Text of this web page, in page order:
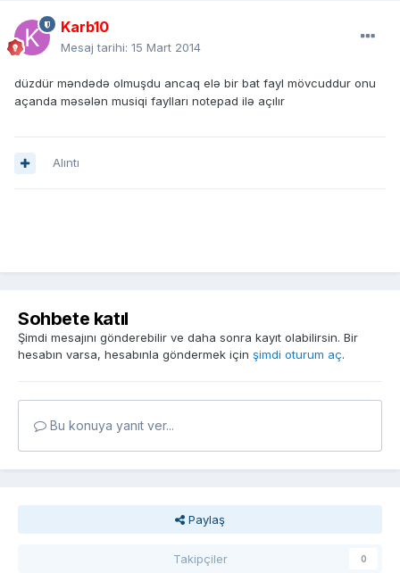
Karb10
Mesaj tarihi: 15 Mart 2014
düzdür məndədə olmuşdu ancaq elə bir bat fayl mövcuddur onu
açanda məsələn musiqi faylları notepad ilə açılır
Alıntı
Sohbete katıl
Şimdi mesajını gönderebilir ve daha sonra kayıt olabilirsin. Bir
hesabın varsa, hesabınla göndermek için şimdi oturum aç.
Bu konuya yanıt ver...
Paylaş
Takipçiler 0